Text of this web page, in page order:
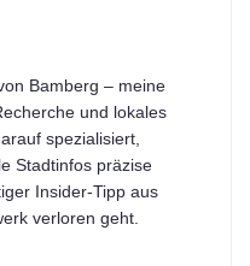
Bamberg – meine
und lokales
spezialisiert,
Stadtinfos präzise
Insider-Tipp aus
verloren geht.